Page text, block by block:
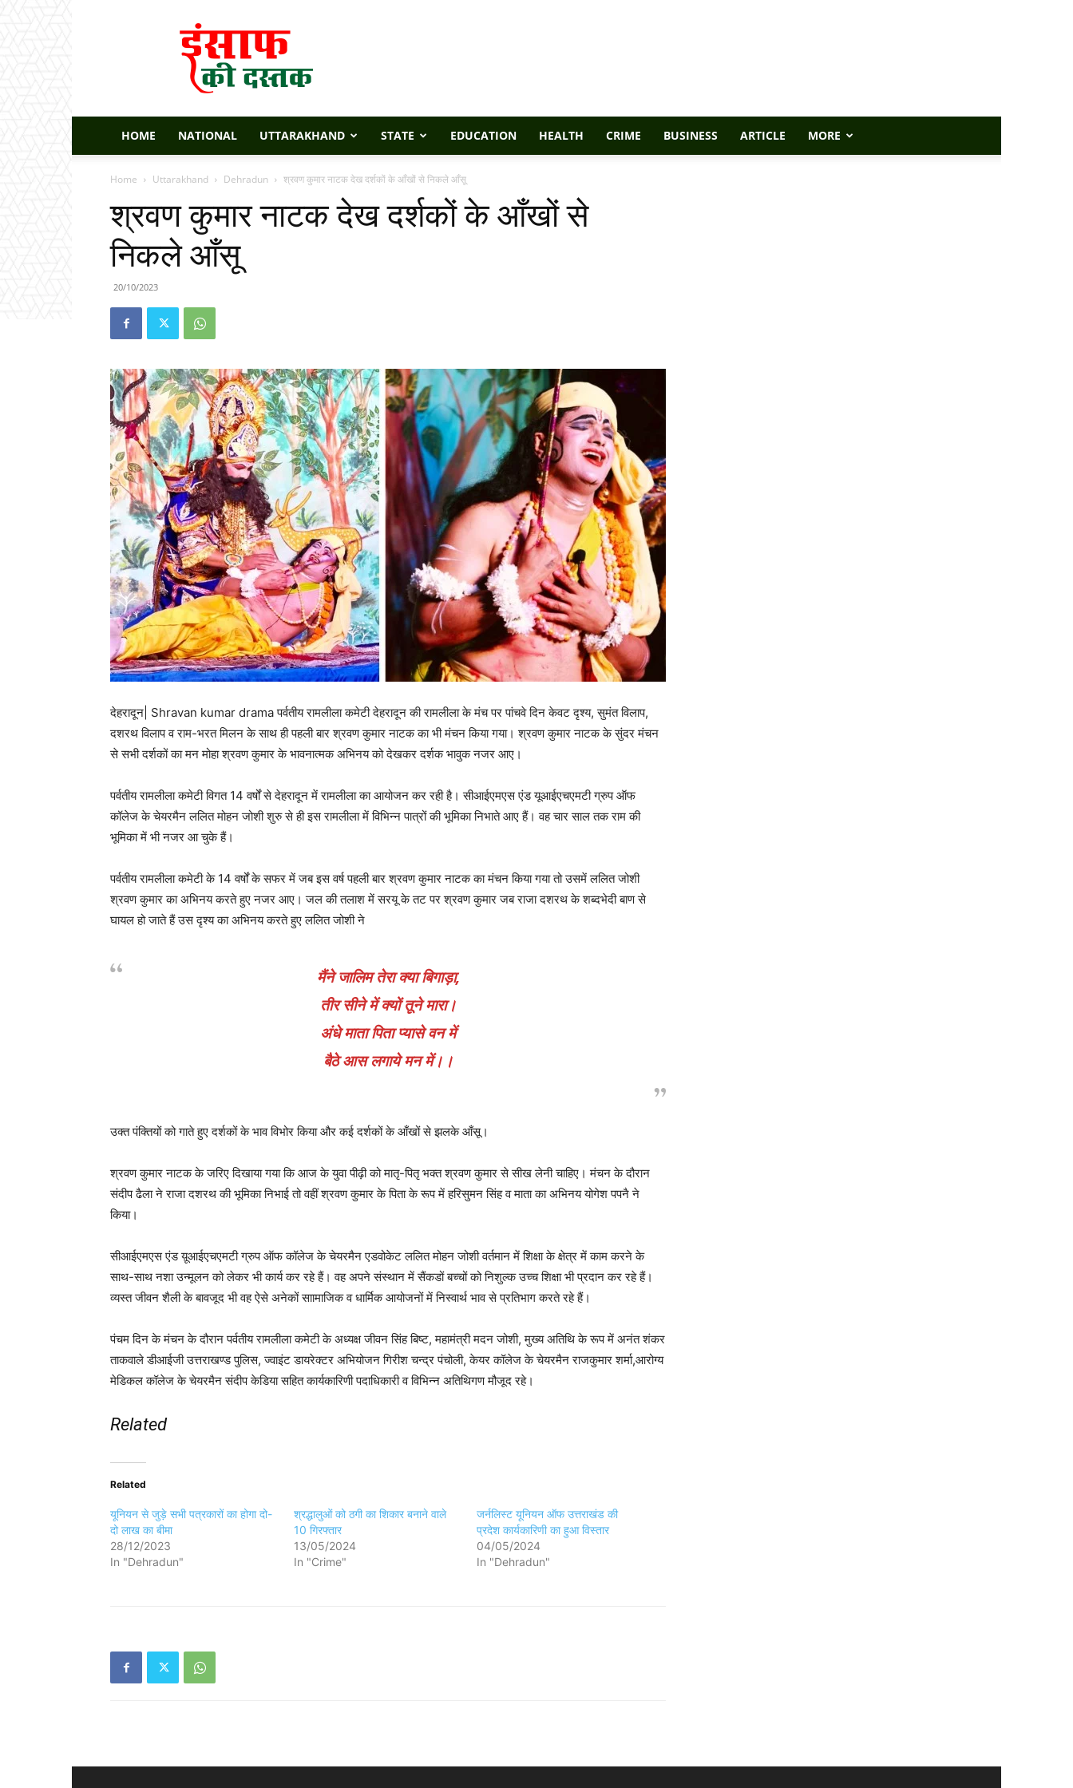
Insaaf
Ki
Dastak
HOME NATIONAL UTTARAKHAND STATE EDUCATION HEALTH CRIME BUSINESS ARTICLE MORE
Home Uttarakhand Dehradun श्रवण कुमार नाटक देख दर्शकों के आँखों से निकले आँसू
श्रवण कुमार नाटक देख दर्शकों के आँखों से
निकले आँसू
20/10/2023
देहरादून| Shravan kumar drama पर्वतीय रामलीला कमेटी देहरादून की रामलीला के मंच पर पांचवे दिन केवट दृश्य, सुमंत विलाप,
दशरथ विलाप व राम-भरत मिलन के साथ ही पहली बार श्रवण कुमार नाटक का भी मंचन किया गया। श्रवण कुमार नाटक के सुंदर मंचन
से सभी दर्शकों का मन मोहा श्रवण कुमार के भावनात्मक अभिनय को देखकर दर्शक भावुक नजर आए।
पर्वतीय रामलीला कमेटी विगत 14 वर्षों से देहरादून में रामलीला का आयोजन कर रही है। सीआईएमएस एंड यूआईएचएमटी ग्रुप ऑफ
कॉलेज के चेयरमैन ललित मोहन जोशी शुरु से ही इस रामलीला में विभिन्न पात्रों की भूमिका निभाते आए हैं। वह चार साल तक राम की
भूमिका में भी नजर आ चुके हैं।
पर्वतीय रामलीला कमेटी के 14 वर्षों के सफर में जब इस वर्ष पहली बार श्रवण कुमार नाटक का मंचन किया गया तो उसमें ललित जोशी
श्रवण कुमार का अभिनय करते हुए नजर आए। जल की तलाश में सरयू के तट पर श्रवण कुमार जब राजा दशरथ के शब्दभेदी बाण से
घायल हो जाते हैं उस दृश्य का अभिनय करते हुए ललित जोशी ने
मैंने जालिम तेरा क्या बिगाड़ा,
तीर सीने में क्यों तूने मारा।
अंधे माता पिता प्यासे वन में
बैठे आस लगाये मन में।।
उक्त पंक्तियों को गाते हुए दर्शकों के भाव विभोर किया और कई दर्शकों के आँखों से झलके आँसू।
श्रवण कुमार नाटक के जरिए दिखाया गया कि आज के युवा पीढ़ी को मातृ-पितृ भक्त श्रवण कुमार से सीख लेनी चाहिए। मंचन के दौरान
संदीप ढैला ने राजा दशरथ की भूमिका निभाई तो वहीं श्रवण कुमार के पिता के रूप में हरिसुमन सिंह व माता का अभिनय योगेश पपनै ने
किया।
सीआईएमएस एंड य़ूआईएचएमटी ग्रुप ऑफ कॉलेज के चेयरमैन एडवोकेट ललित मोहन जोशी वर्तमान में शिक्षा के क्षेत्र में काम करने के
साथ-साथ नशा उन्मूलन को लेकर भी कार्य कर रहे हैं। वह अपने संस्थान में सैंकडों बच्चों को निशुल्क उच्च शिक्षा भी प्रदान कर रहे हैं।
व्यस्त जीवन शैली के बावजूद भी वह ऐसे अनेकों साामाजिक व धार्मिक आयोजनों में निस्वार्थ भाव से प्रतिभाग करते रहे हैं।
पंचम दिन के मंचन के दौरान पर्वतीय रामलीला कमेटी के अध्यक्ष जीवन सिंह बिष्ट, महामंत्री मदन जोशी, मुख्य अतिथि के रूप में अनंत शंकर
ताकवाले डीआईजी उत्तराखण्ड पुलिस, ज्वाइंट डायरेक्टर अभियोजन गिरीश चन्द्र पंचोली, केयर कॉलेज के चेयरमैन राजकुमार शर्मा,आरोग्य
मेडिकल कॉलेज के चेयरमैन संदीप केडिया सहित कार्यकारिणी पदाधिकारी व विभिन्न अतिथिगण मौजूद रहे।
Related
Related
यूनियन से जुड़े सभी पत्रकारों का होगा दो-
दो लाख का बीमा
28/12/2023
In "Dehradun"
श्रद्धालुओं को ठगी का शिकार बनाने वाले
10 गिरफ्तार
13/05/2024
In "Crime"
जर्नलिस्ट यूनियन ऑफ उत्तराखंड की
प्रदेश कार्यकारिणी का हुआ विस्तार
04/05/2024
In "Dehradun"